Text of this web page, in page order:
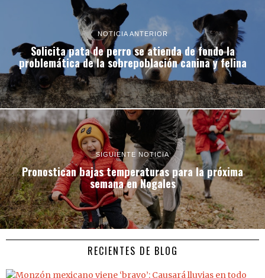
NOTICIA ANTERIOR
Solicita pata de perro se atienda de fondo la
problemática de la sobrepoblación canina y felina
SIGUIENTE NOTICIA
Pronostican bajas temperaturas para la próxima
semana en Nogales
RECIENTES DE BLOG